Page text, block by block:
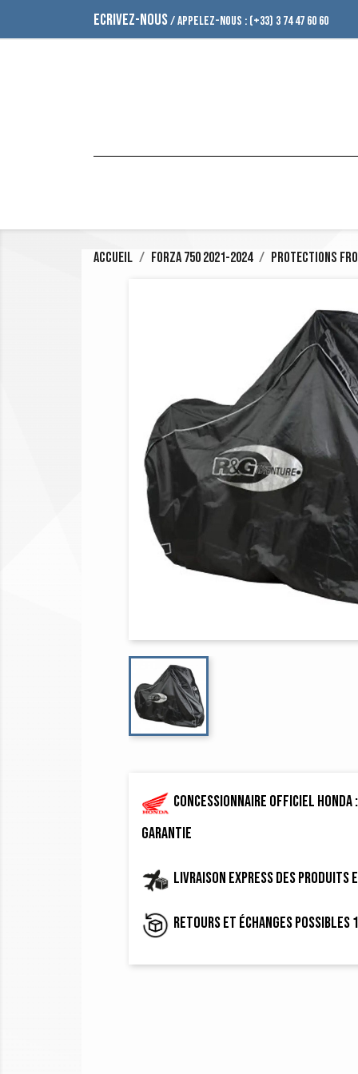
ECRIVEZ-NOUS/ APPELEZ-NOUS : (+33) 3 74 47 60 60
Accueil Forza 750 2021-2024 Protections
Concessionnaire officiel Honda
garantie
Livraison express des produits
Retours et échanges possibles